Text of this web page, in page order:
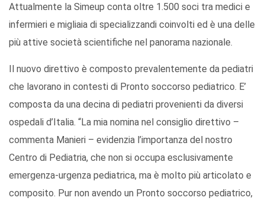
Attualmente la Simeup conta oltre 1.500 soci tra medici e
infermieri e migliaia di specializzandi coinvolti ed è una delle
più attive società scientifiche nel panorama nazionale.
Il nuovo direttivo è composto prevalentemente da pediatri
che lavorano in contesti di Pronto soccorso pediatrico. E’
composta da una decina di pediatri provenienti da diversi
ospedali d’Italia. “La mia nomina nel consiglio direttivo –
commenta Manieri – evidenzia l’importanza del nostro
Centro di Pediatria, che non si occupa esclusivamente
emergenza-urgenza pediatrica, ma è molto più articolato e
composito. Pur non avendo un Pronto soccorso pediatrico,